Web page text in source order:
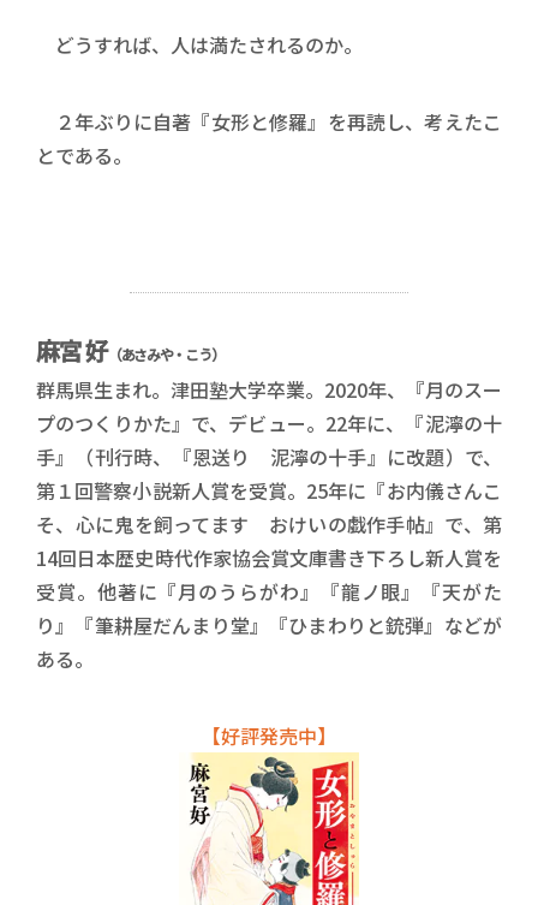
どうすれば、人は満たされるのか。
２年ぶりに自著『女形と修羅』を再読し、考えたこ
とである。
麻宮 好（あさみや・こう）
群馬県生まれ。津田塾大学卒業。2020年、『月のスー
プのつくりかた』で、デビュー。22年に、『泥濘の十
手』（刊行時、『恩送り 泥濘の十手』に改題）で、
第１回警察小説新人賞を受賞。25年に『お内儀さんこ
そ、心に鬼を飼ってます おけいの戯作手帖』で、第
14回日本歴史時代作家協会賞文庫書き下ろし新人賞を
受賞。他著に『月のうらがわ』『龍ノ眼』『天がた
り』『筆耕屋だんまり堂』『ひまわりと銃弾』などが
ある。
【好評発売中】